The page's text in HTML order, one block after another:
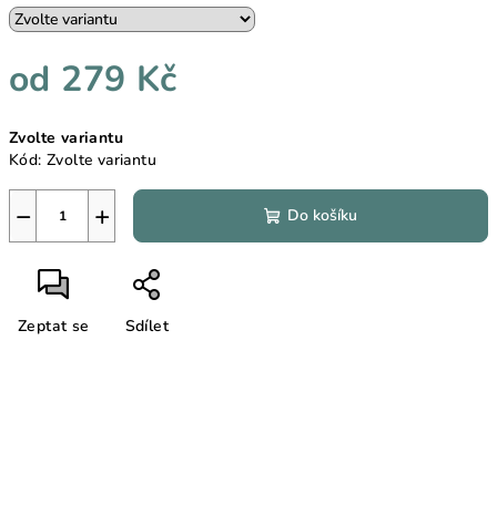
od 279 Kč
cena:
Zvolte variantu
Kód: Zvolte variantu
+
− Do košíku
Zeptat se Sdílet